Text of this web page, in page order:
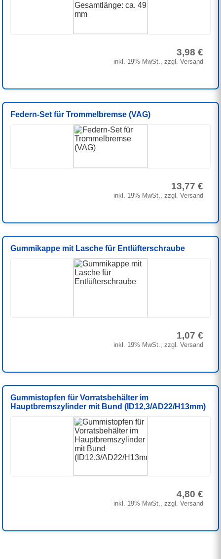
3,98 €
inkl. 19% MwSt., zzgl. Versand
Federn-Set für Trommelbremse (VAG)
13,77 €
inkl. 19% MwSt., zzgl. Versand
Gummikappe mit Lasche für Entlüfterschraube
1,07 €
inkl. 19% MwSt., zzgl. Versand
Gummistopfen für Vorratsbehälter im
Hauptbremszylinder mit Bund (ID12,3/AD22/H13mm)
4,80 €
inkl. 19% MwSt., zzgl. Versand